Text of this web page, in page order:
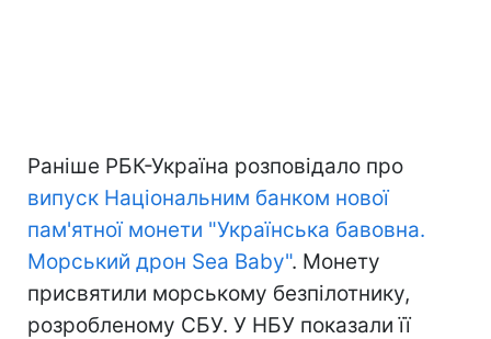
Раніше РБК-Україна розповідало про
випуск Національним банком нової
пам'ятної монети "Українська бавовна.
Морський дрон Sea Baby". Монету
присвятили морському безпілотнику,
розробленому СБУ. У НБУ показали її